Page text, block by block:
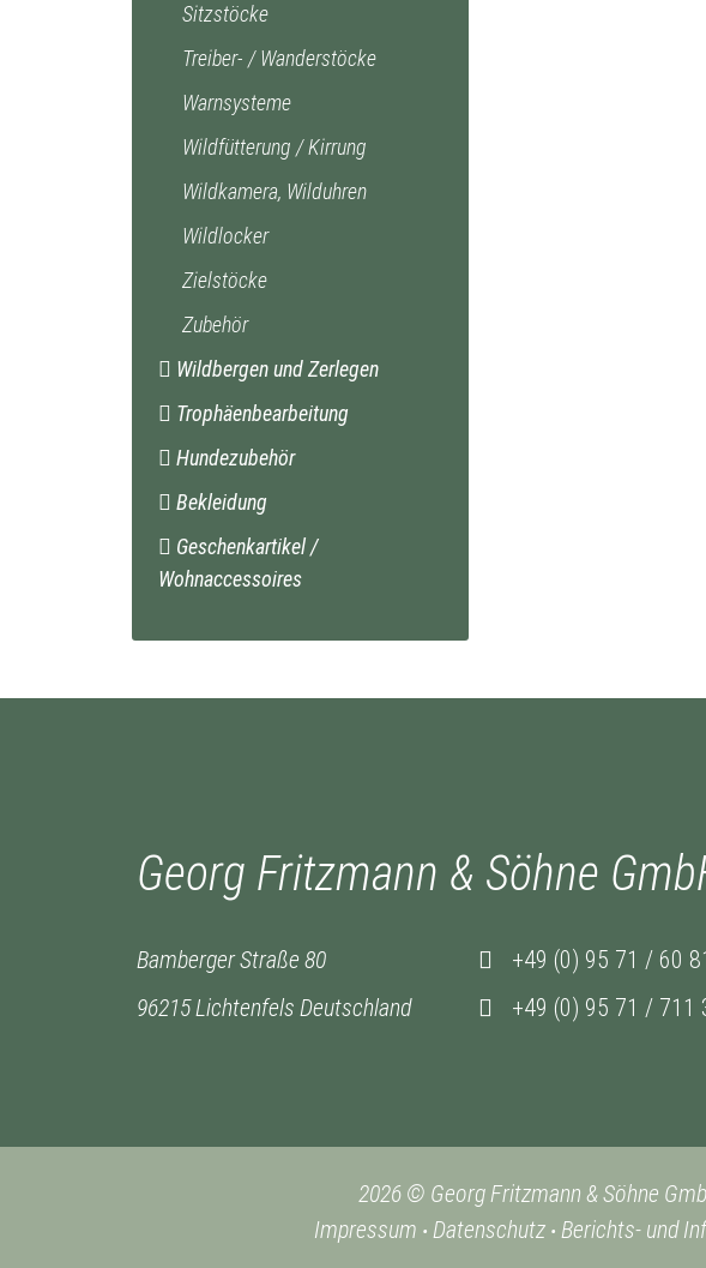
Sitzstöcke
Treiber- / Wanderstöcke
Warnsysteme
Wildfütterung / Kirrung
Wildkamera, Wilduhren
Wildlocker
Zielstöcke
Zubehör
Wildbergen und Zerlegen
Trophäenbearbeitung
Hundezubehör
Bekleidung
Geschenkartikel /
Wohnaccessoires
Georg Fritzmann & Söhne
Bamberger Straße 80
96215 Lichtenfels Deutschland
+49 (0) 95 71 / 60
+49 (0) 95 71 / 711
2026 © Georg Fritzmann & Söhne
Impressum • Datenschutz• Berichts- und